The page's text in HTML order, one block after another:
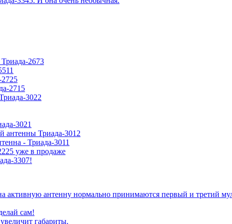
2673
2715
3022
3021
антенны Триада-3012
- Триада-3011
уже в продаже
3307!
антенну нормально принимаются первый и третий
сам!
габариты.